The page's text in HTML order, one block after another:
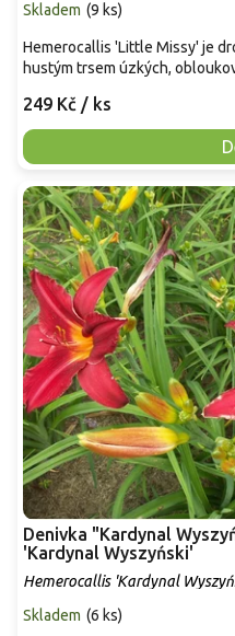
Skladem (9 ks)
249 Kč / ks
Hemerocallis 'Little Missy' je
hustým trsem úzkých,
Denivka "Kardynal
'Kardynal Wyszyński'
Hemerocallis 'Kardynal
Skladem (6 ks)